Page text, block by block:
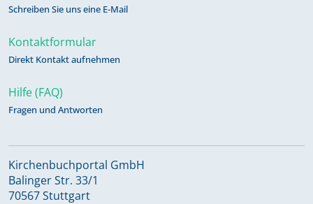
Schreiben Sie uns eine E-Mail
Kontaktformular
Direkt Kontakt aufnehmen
Hilfe (FAQ)
Fragen und Antworten
Kirchenbuchportal GmbH
Balinger Str. 33/1
70567 Stuttgart